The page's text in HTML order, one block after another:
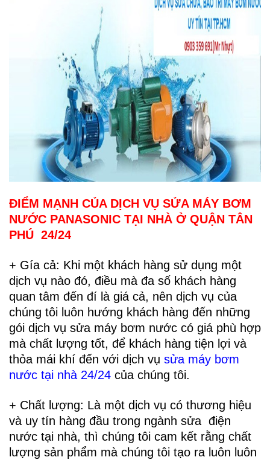
ĐIỂM MẠNH CỦA DỊCH VỤ SỬA MÁY BƠM
NƯỚC PANASONIC TẠI NHÀ Ở QUẬN TÂN
PHÚ 24/24
+ Gía cả: Khi một khách hàng sử dụng một
dịch vụ nào đó, điều mà đa số khách hàng
quan tâm đến đí là giá cả, nên dịch vụ của
chúng tôi luôn hướng khách hàng đến những
gói dịch vụ sửa máy bơm nước có giá phù hợp
mà chất lượng tốt, để khách hàng tiện lợi và
thỏa mái khí đến với dịch vụ sửa máy bơm
nước tại nhà 24/24 của chúng tôi.
+ Chất lượng: Là một dịch vụ có thương hiệu
và uy tín hàng đầu trong ngành sửa điện
nước tại nhà, thì chúng tôi cam kết rằng chất
lượng sản phẩm mà chúng tôi tạo ra luôn luôn